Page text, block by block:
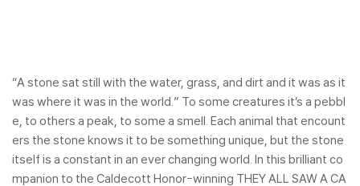
“A stone sat still with the water, grass, and dirt and it was as it
was where it was in the world.” To some creatures it’s a pebbl
e, to others a peak, to some a smell. Each animal that encount
ers the stone knows it to be something unique, but the stone
itself is a constant in an ever changing world. In this brilliant co
mpanion to the Caldecott Honor-winning THEY ALL SAW A CA